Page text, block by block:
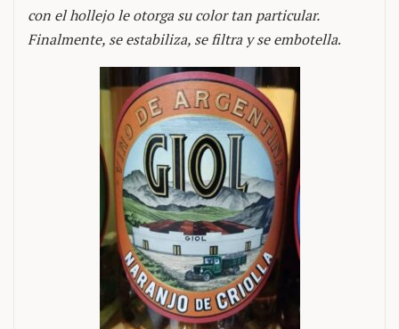
con el hollejo le otorga su color tan particular.
Finalmente, se estabiliza, se filtra y se embotella.